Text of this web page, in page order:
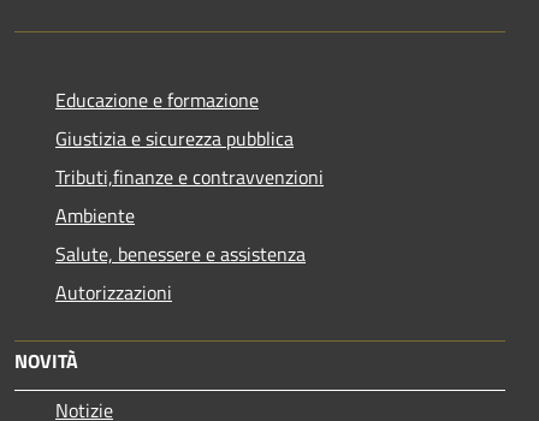
Educazione e formazione
Giustizia e sicurezza pubblica
Tributi,finanze e contravvenzioni
Ambiente
Salute, benessere e assistenza
Autorizzazioni
NOVITÀ
Notizie